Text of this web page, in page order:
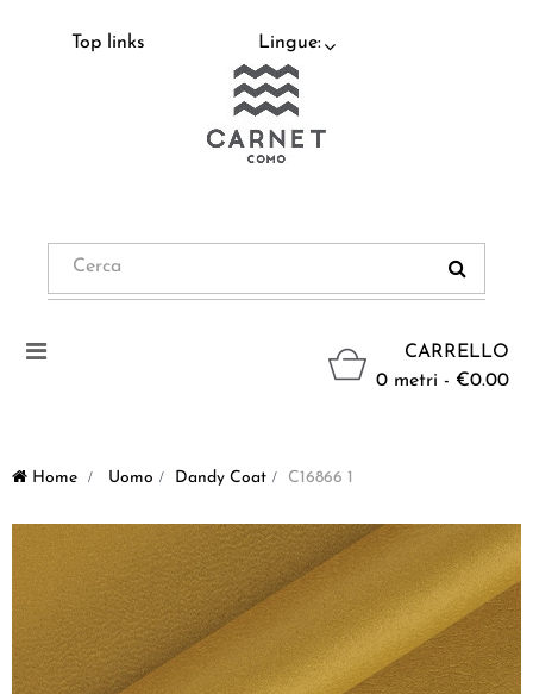
Top links Lingue:
CARRELLO
0 metri - €0.00
Navigazione
Home > Uomo > Dandy Coat > C16866 1